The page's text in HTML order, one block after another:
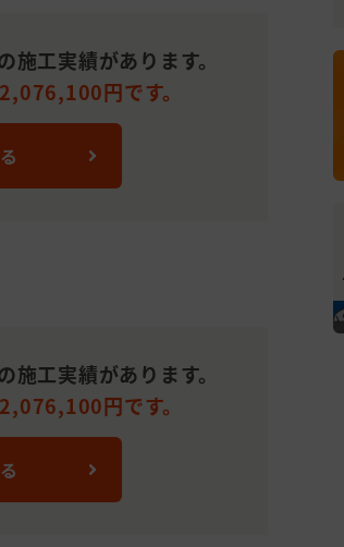
工実績があります。
円です。
工実績があります。
円です。